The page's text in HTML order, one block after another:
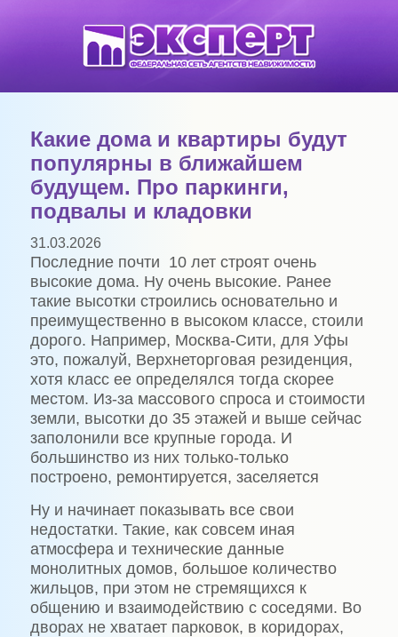
Какие дома и квартиры будут
популярны в ближайшем
будущем. Про паркинги,
подвалы и кладовки
31.03.2026
Последние почти 10 лет строят очень
высокие дома. Ну очень высокие. Ранее
такие высотки строились основательно и
преимущественно в высоком классе, стоили
дорого. Например, Москва-Сити, для Уфы
это, пожалуй, Верхнеторговая резиденция,
хотя класс ее определялся тогда скорее
местом. Из-за массового спроса и стоимости
земли, высотки до 35 этажей и выше сейчас
заполонили все крупные города. И
большинство из них только-только
построено, ремонтируется, заселяется
Ну и начинает показывать все свои
недостатки. Такие, как совсем иная
атмосфера и технические данные
монолитных домов, большое количество
жильцов, при этом не стремящихся к
общению и взаимодействию с соседями. Во
дворах не хватает парковок, в коридорах,